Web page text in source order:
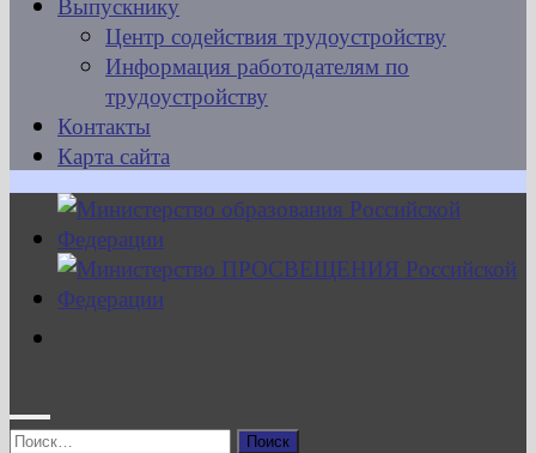
Центр содействия трудоустройству
Информация работодателям по
трудоустройству
Контакты
Карта сайта
Найти: